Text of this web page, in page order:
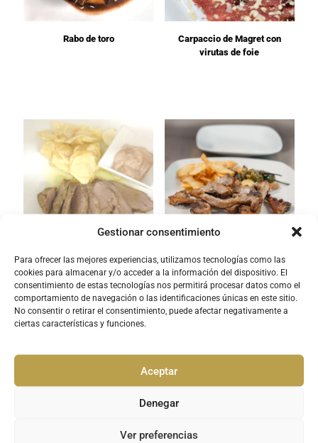
Gestionar consentimiento
Para ofrecer las mejores experiencias, utilizamos tecnologías como las
cookies para almacenar y/o acceder a la información del dispositivo. El
consentimiento de estas tecnologías nos permitirá procesar datos como el
comportamiento de navegación o las identificaciones únicas en este sitio.
No consentir o retirar el consentimiento, puede afectar negativamente a
ciertas características y funciones.
Aceptar
Denegar
Ver preferencias
Rabo de toro
Carpaccio de Magret con
virutas de foie
Presa de cerdo ibérico con
salsa de pimientos
Chuletillas de cordero lechal